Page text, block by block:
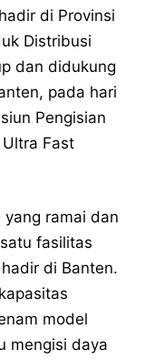
di Provinsi
Distribusi
dan didukung
pada hari
Pengisian
Fast
yang ramai dan
fasilitas
di Banten.
model
mengisi daya